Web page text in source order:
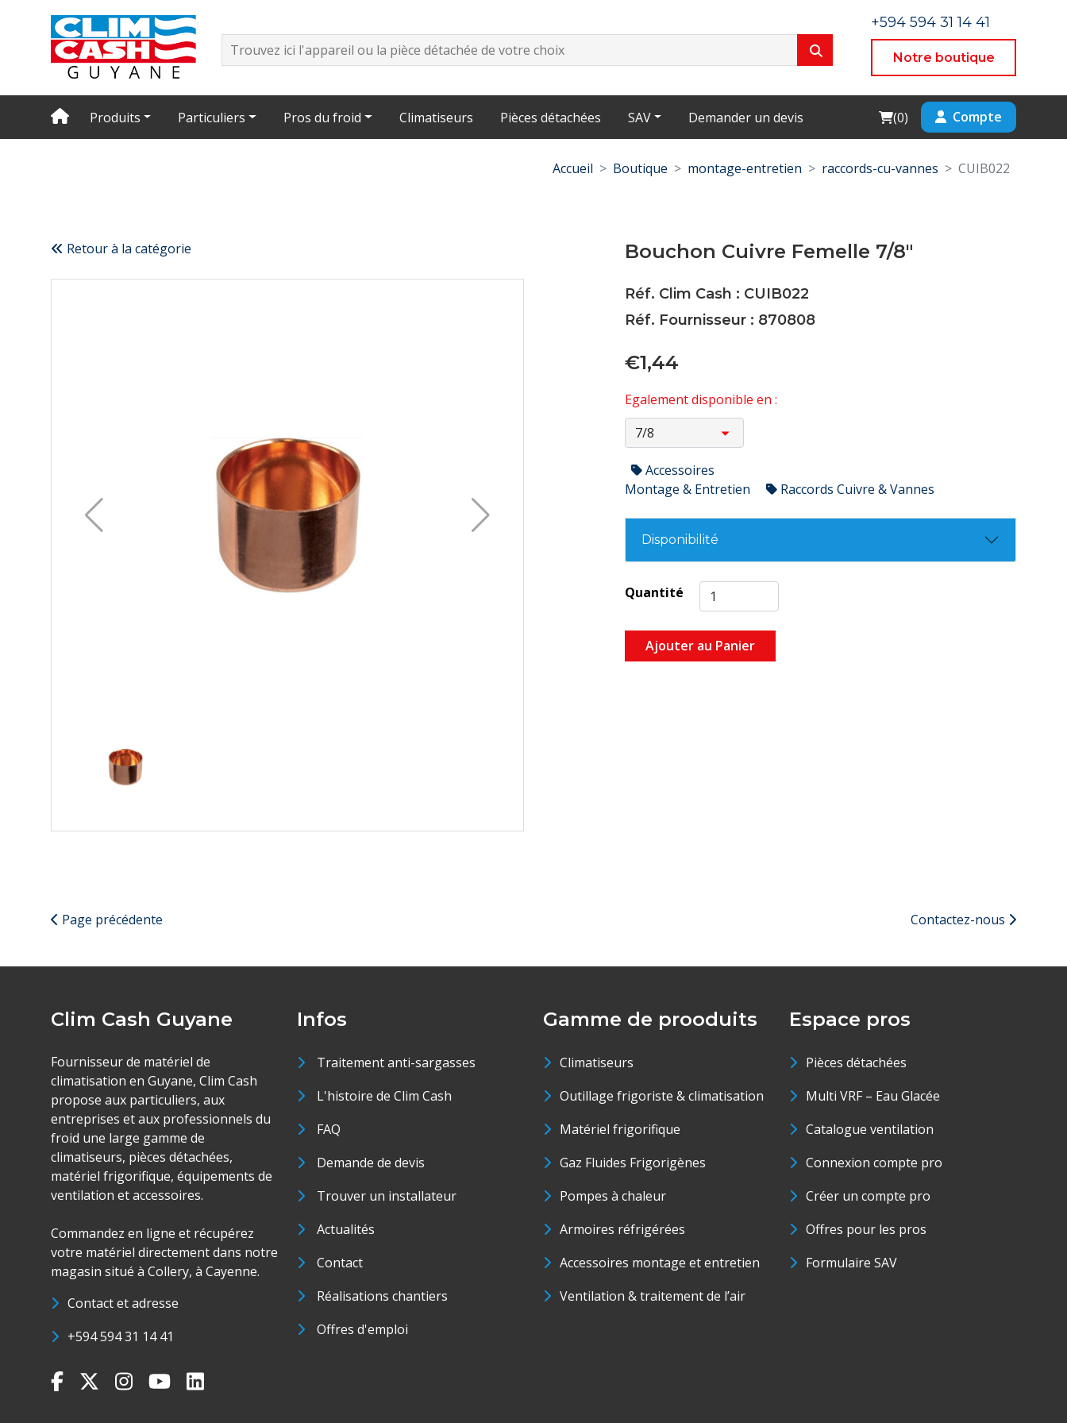
+594 594 31 14 41
Notre boutique
Produits Particuliers Pros du froid Climatiseurs Pièces détachées SAV Demander un devis Cart
(0) Compte
Accueil Boutique montage-entretien raccords-cu-vannes CUIB022
Retour à la catégorie Bouchon Cuivre Femelle 7/8"
Réf. Clim Cash : CUIB022
Réf. Fournisseur : 870808
€1,44
Egalement disponible en :
Accessoires
Montage & Entretien
Raccords Cuivre & Vannes
Disponibilité
Quantité
Ajouter au Panier
Page précédente Contactez-nous
Clim Cash Guyane
Fournisseur de matériel de
climatisation en Guyane, Clim Cash
propose aux particuliers, aux
entreprises et aux professionnels du
froid une large gamme de
climatiseurs, pièces détachées,
matériel frigorifique, équipements de
ventilation et accessoires.
Commandez en ligne et récupérez
votre matériel directement dans notre
magasin situé à Collery, à Cayenne.
Contact et adresse
+594 594 31 14 41
Infos
Traitement anti-sargasses
L'histoire de Clim Cash
FAQ
Demande de devis
Trouver un installateur
Actualités
Contact
Réalisations chantiers
Offres d'emploi
Gamme de prooduits
Climatiseurs
Outillage frigoriste & climatisation
Matériel frigorifique
Gaz Fluides Frigorigènes
Pompes à chaleur
Armoires réfrigérées
Accessoires montage et entretien
Ventilation & traitement de l’air
Espace pros
Pièces détachées
Multi VRF – Eau Glacée
Catalogue ventilation
Connexion compte pro
Créer un compte pro
Offres pour les pros
Formulaire SAV